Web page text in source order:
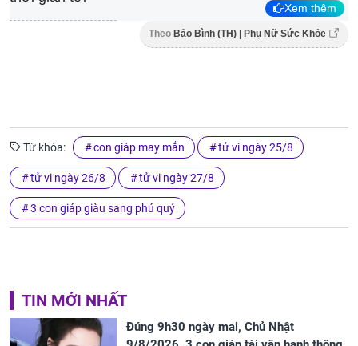
Xem thêm
Theo Bảo Bình (TH) | Phụ Nữ Sức Khỏe
Từ khóa: con giáp may mắn tử vi ngày 25/8
tử vi ngày 26/8 tử vi ngày 27/8
3 con giáp giàu sang phú quý
TIN MỚI NHẤT
Đúng 9h30 ngày mai, Chủ Nhật